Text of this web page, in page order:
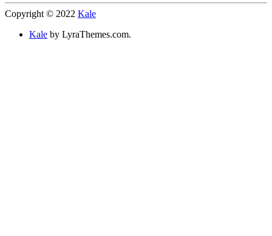
Copyright © 2022 Kale
Kale by LyraThemes.com.